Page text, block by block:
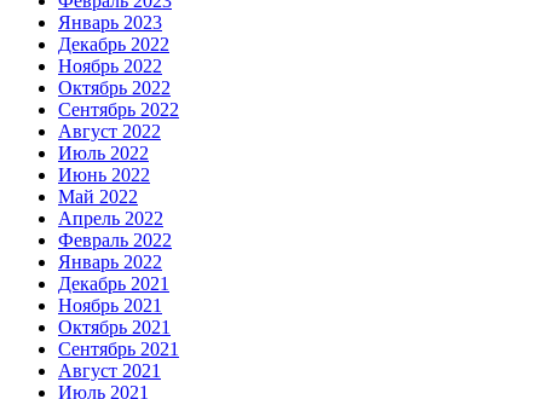
Январь 2023
Декабрь 2022
Ноябрь 2022
Октябрь 2022
Сентябрь 2022
Август 2022
Июль 2022
Июнь 2022
Май 2022
Апрель 2022
Февраль 2022
Январь 2022
Декабрь 2021
Ноябрь 2021
Октябрь 2021
Сентябрь 2021
Август 2021
Июль 2021